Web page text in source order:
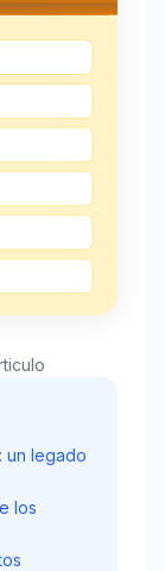
un legado
los